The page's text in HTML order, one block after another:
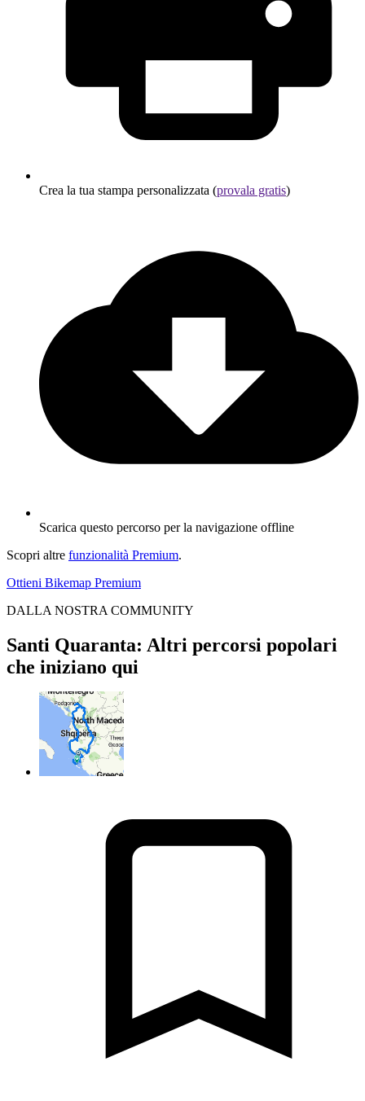
Crea la tua stampa personalizzata (provala gratis)
Scarica questo percorso per la navigazione offline
Scopri altre funzionalità Premium.
Ottieni Bikemap Premium
DALLA NOSTRA COMMUNITY
Santi Quaranta: Altri percorsi popolari
che iniziano qui